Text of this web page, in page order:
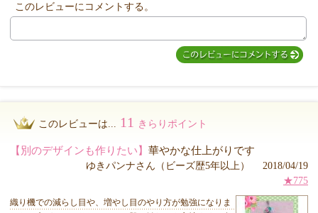
このレビューにコメントする。
このレビューは... 11 きらりポイント
【別のデザインも作りたい】 華やかな仕上がりです
ゆきパンナさん（ビーズ歴5年以上） 2018/04/19
★775
織り機での減らし目や、増やし目のやり方が勉強になりま